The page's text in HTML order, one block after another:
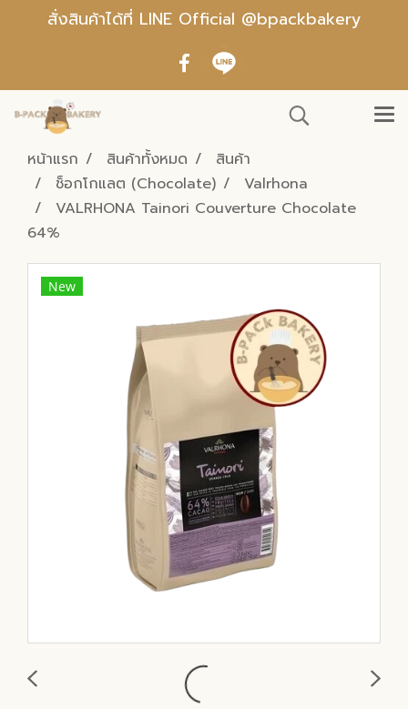
สั่งสินค้าได้ที่ LINE Official @bpackbakery
หน้าแรก สินค้าทั้งหมด
สินค้า
ช็อกโกแลต (Chocolate)
Valrhona
VALRHONA Tainori Couverture Chocolate
64%
New